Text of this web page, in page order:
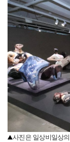
사진은 일상비일상